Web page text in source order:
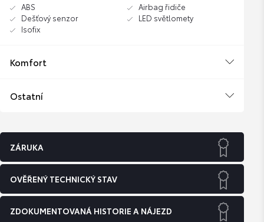
ABS
Dešťový senzor
Isofix
Airbag řidiče
LED světlomety
Komfort
Ostatní
ZÁRUKA
OVĚŘENÝ TECHNICKÝ STAV
ZDOKUMENTOVANÁ HISTORIE A NÁJEZD